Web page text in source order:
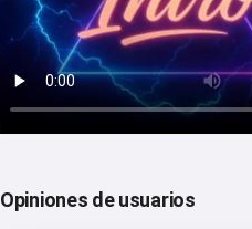
Opiniones de usuarios